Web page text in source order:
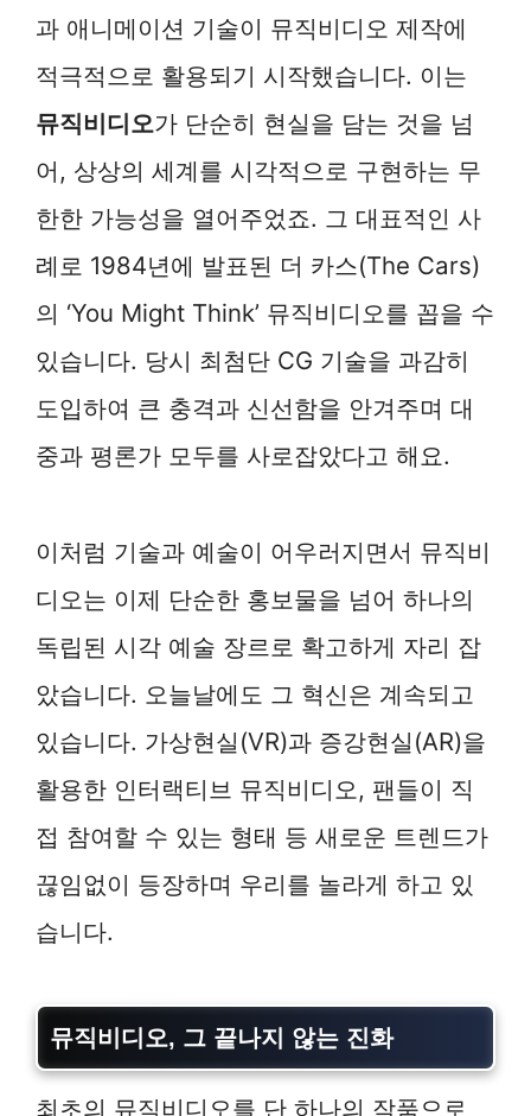
과 애니메이션 기술이 뮤직비디오 제작에
적극적으로 활용되기 시작했습니다. 이는
뮤직비디오가 단순히 현실을 담는 것을 넘
어, 상상의 세계를 시각적으로 구현하는 무
한한 가능성을 열어주었죠. 그 대표적인 사
례로 1984년에 발표된 더 카스(The Cars)
의 ‘You Might Think’ 뮤직비디오를 꼽을 수
있습니다. 당시 최첨단 CG 기술을 과감히
도입하여 큰 충격과 신선함을 안겨주며 대
중과 평론가 모두를 사로잡았다고 해요.
이처럼 기술과 예술이 어우러지면서 뮤직비
디오는 이제 단순한 홍보물을 넘어 하나의
독립된 시각 예술 장르로 확고하게 자리 잡
았습니다. 오늘날에도 그 혁신은 계속되고
있습니다. 가상현실(VR)과 증강현실(AR)을
활용한 인터랙티브 뮤직비디오, 팬들이 직
접 참여할 수 있는 형태 등 새로운 트렌드가
끊임없이 등장하며 우리를 놀라게 하고 있
습니다.
뮤직비디오, 그 끝나지 않는 진화
최초의 뮤직비디오를 단 하나의 작품으로